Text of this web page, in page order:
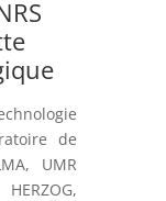
de
UMR